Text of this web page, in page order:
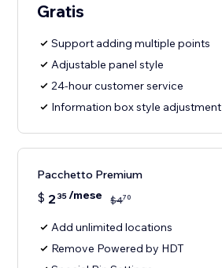
Gratis
Support adding multiple points
Adjustable panel style
24-hour customer service
Information box style adjustment
Pacchetto Premium
$ 2 35/mese $470
Add unlimited locations
Remove Powered by HDT